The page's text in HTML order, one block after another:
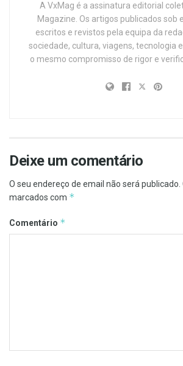
A VxMag é a assinatura editorial
Magazine. Os artigos publicados sob
escritos e revistos pela equipa da
sociedade, cultura, viagens, tecnologia
o mesmo compromisso de rigor e
Deixe um comentário
O seu endereço de email não será publicado.
marcados com *
Comentário *